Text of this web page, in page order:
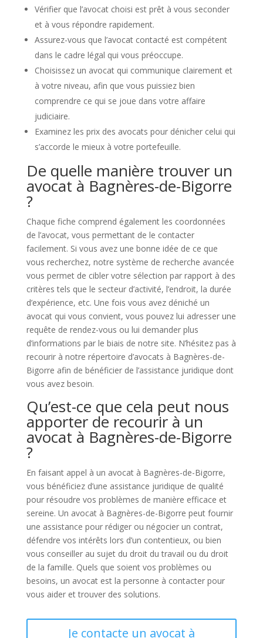
Vérifier que l’avocat choisi est prêt à vous seconder
et à vous répondre rapidement.
Assurez-vous que l’avocat contacté est compétent
dans le cadre légal qui vous préoccupe.
Choisissez un avocat qui communique clairement et
à votre niveau, afin que vous puissiez bien
comprendre ce qui se joue dans votre affaire
judiciaire.
Examinez les prix des avocats pour dénicher celui qui
s’accorde le mieux à votre portefeuille.
De quelle manière trouver un
avocat à Bagnères-de-Bigorre
?
Chaque fiche comprend également les coordonnées
de l’avocat, vous permettant de le contacter
facilement. Si vous avez une bonne idée de ce que
vous recherchez, notre système de recherche avancée
vous permet de cibler votre sélection par rapport à des
critères tels que le secteur d’activité, l’endroit, la durée
d’expérience, etc. Une fois vous avez déniché un
avocat qui vous convient, vous pouvez lui adresser une
requête de rendez-vous ou lui demander plus
d’informations par le biais de notre site. N’hésitez pas à
recourir à notre répertoire d’avocats à Bagnères-de-
Bigorre afin de bénéficier de l’assistance juridique dont
vous avez besoin.
Qu’est-ce que cela peut nous
apporter de recourir à un
avocat à Bagnères-de-Bigorre
?
En faisant appel à un avocat à Bagnères-de-Bigorre,
vous bénéficiez d’une assistance juridique de qualité
pour résoudre vos problèmes de manière efficace et
sereine. Un avocat à Bagnères-de-Bigorre peut fournir
une assistance pour rédiger ou négocier un contrat,
défendre vos intérêts lors d’un contentieux, ou bien
vous conseiller au sujet du droit du travail ou du droit
de la famille. Quels que soient vos problèmes ou
besoins, un avocat est la personne à contacter pour
vous aider et trouver des solutions.
Je contacte un avocat à